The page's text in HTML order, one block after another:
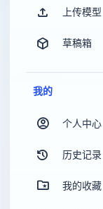
上传模型
草稿箱
我的
个人中心
历史记录
我的收藏